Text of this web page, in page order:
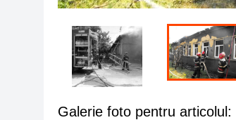
Galerie foto pentru articolul: